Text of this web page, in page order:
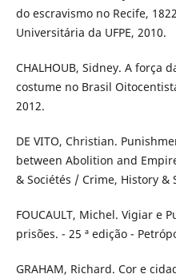
do escravismo no Recife,
Universitária da UFPE, 2010.
CHALHOUB, Sidney. A força
costume no Brasil
2012.
DE VITO, Christian.
between Abolition and
& Sociétés / Crime, History &
FOUCAULT, Michel. Vigiar e
prisões. - 25 ª edição -
GRAHAM, Richard. Cor e